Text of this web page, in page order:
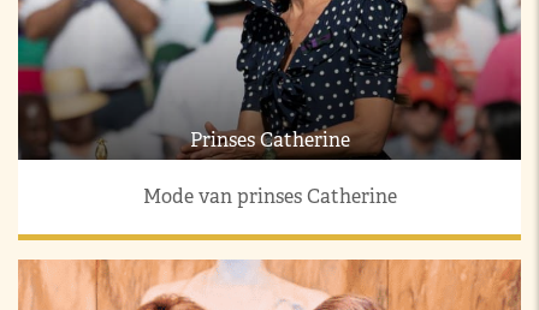
Prinses Catherine
Mode van prinses Catherine